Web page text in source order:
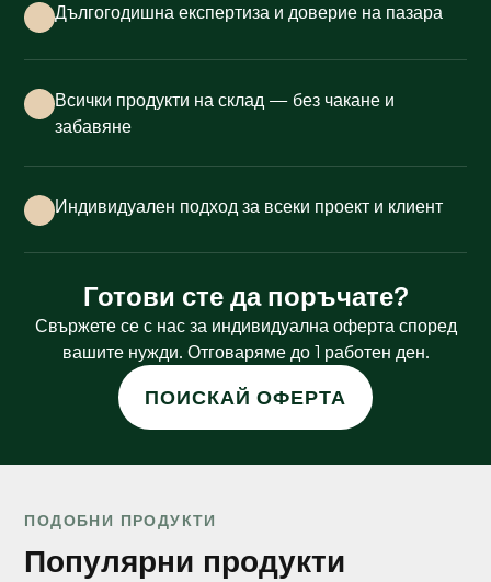
Дългогодишна експертиза и доверие на пазара
Всички продукти на склад — без чакане и
забавяне
Индивидуален подход за всеки проект и клиент
Готови сте да поръчате?
Свържете се с нас за индивидуална оферта според
вашите нужди. Отговаряме до 1 работен ден.
ПОИСКАЙ ОФЕРТА
ПОДОБНИ ПРОДУКТИ
Популярни продукти